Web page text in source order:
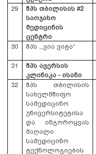
29
შპს თბილისის #2
საოჯახო
მედიცინის
ცენტრი
30 შპს ,,ვია ვიტა“
31
შპს ავერსის
კლინიკა - ისანი
32
შპს თბილისის
სახელმწიფო
სამედიცინო
უნივერსიტეტისა
და ინგოროყვას
მაღალი
სამედიცინო
ტექნოლოგიების